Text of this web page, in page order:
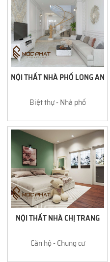
NỘI THẤT NHÀ PHỐ LONG AN
Biệt thự - Nhà phố
NỘI THẤT NHÀ CHỊ TRANG
Căn hộ - Chung cư